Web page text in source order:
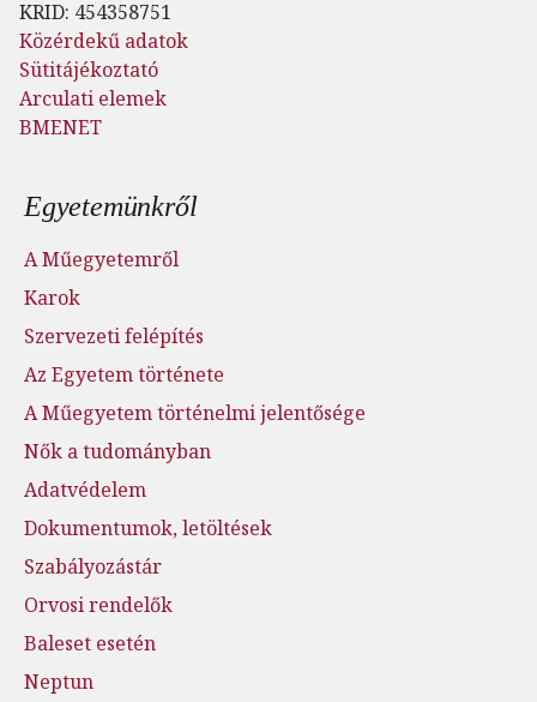
KRID: 454358751
Közérdekű adatok
Sütitájékoztató
Arculati elemek
BMENET
Lábléc menü
Egyetemünkről
A Műegyetemről
Karok
Szervezeti felépítés
Az Egyetem története
A Műegyetem történelmi jelentősége
Nők a tudományban
Adatvédelem
Dokumentumok, letöltések
Szabályozástár
Orvosi rendelők
Baleset esetén
Neptun